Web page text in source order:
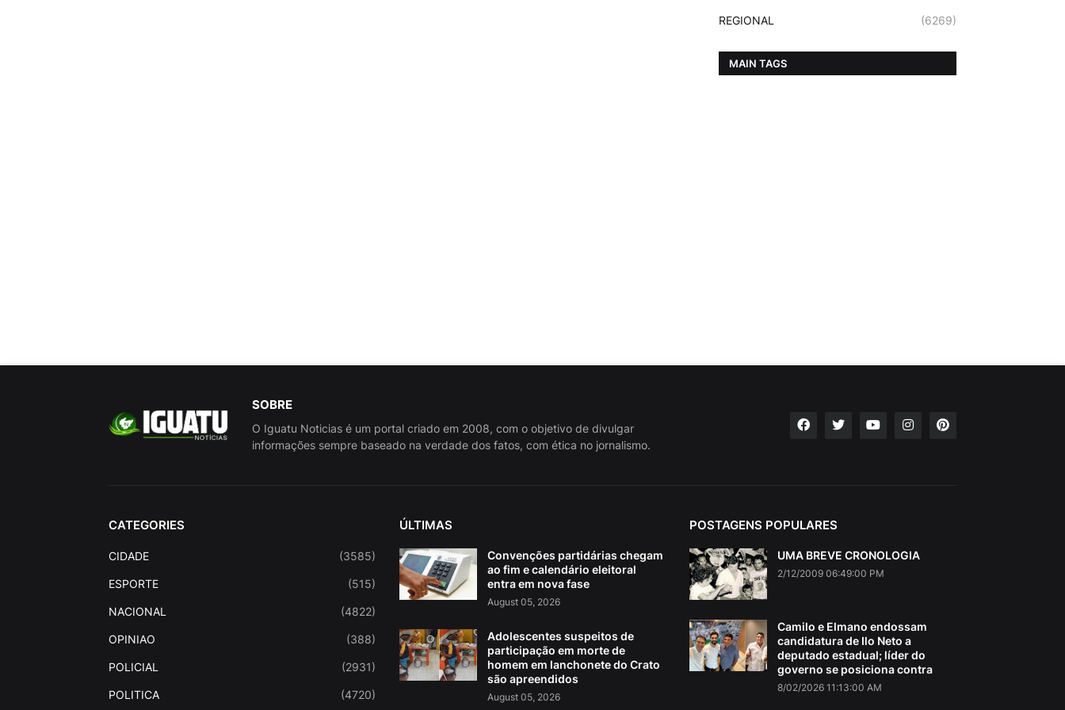
REGIONAL (6269)
MAIN TAGS
SOBRE
O Iguatu Noticias é um portal criado em 2008, com o objetivo de divulgar
informações sempre baseado na verdade dos fatos, com ética no jornalismo.
CATEGORIES
CIDADE (3585)
ESPORTE (515)
NACIONAL (4822)
OPINIAO (388)
POLICIAL (2931)
POLITICA (4720)
ÚLTIMAS
Convenções partidárias chegam
ao fim e calendário eleitoral
entra em nova fase
August 05, 2026
Adolescentes suspeitos de
participação em morte de
homem em lanchonete do Crato
são apreendidos
August 05, 2026
POSTAGENS POPULARES
UMA BREVE CRONOLOGIA
2/12/2009 06:49:00 PM
Camilo e Elmano endossam
candidatura de Ilo Neto a
deputado estadual; líder do
governo se posiciona contra
8/02/2026 11:13:00 AM